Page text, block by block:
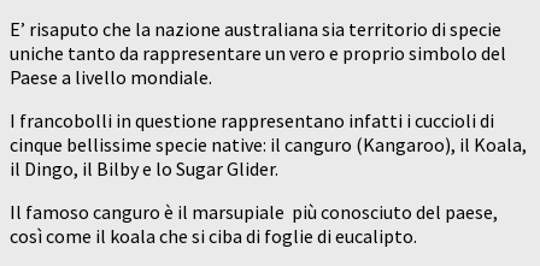
E’ risaputo che la nazione australiana sia territorio di specie
uniche tanto da rappresentare un vero e proprio simbolo del
Paese a livello mondiale.
I francobolli in questione rappresentano infatti i cuccioli di
cinque bellissime specie native: il canguro (Kangaroo), il Koala,
il Dingo, il Bilby e lo Sugar Glider.
Il famoso canguro è il marsupiale più conosciuto del paese,
così come il koala che si ciba di foglie di eucalipto.